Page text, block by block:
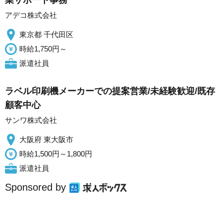
アデコ株式会社
東京都 千代田区
時給1,750円～
派遣社員
ラベル印刷機メーカーでの提案営業/未経験歓迎/既存
顧客中心
サンワ株式会社
大阪府 東大阪市
時給1,500円～1,800円
派遣社員
Sponsored by